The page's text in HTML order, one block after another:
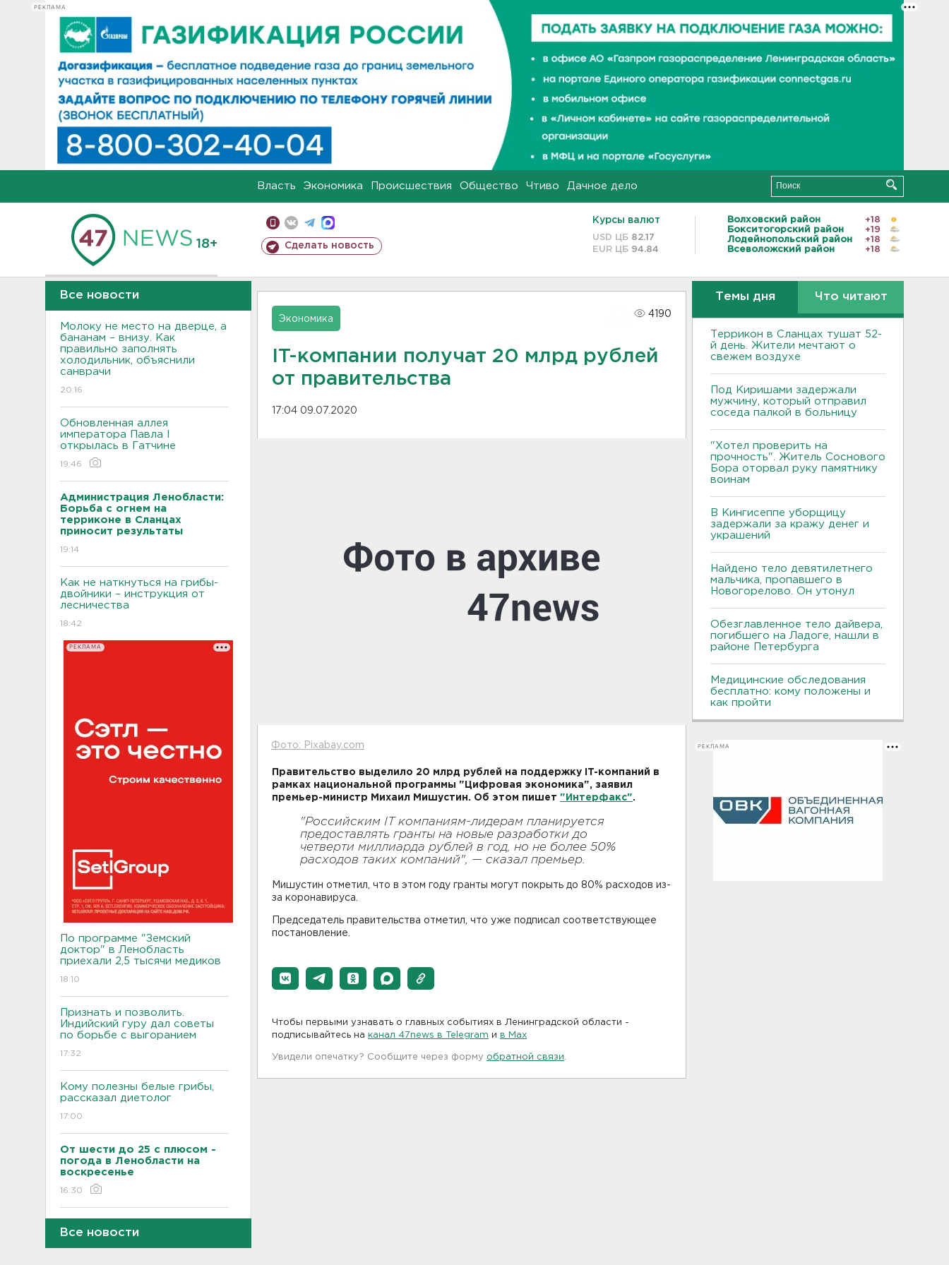
РЕКЛАМА
Власть Экономика Происшествия Общество Чтиво Дачное дело
18+ Сделать новость
Курсы валют
USD ЦБ 82.17
EUR ЦБ 94.84
Волховский район
+18
Бокситогорский район
+19
Лодейнопольский район
+18
Всеволожский район
+18
Все новости
Молоку не место на дверце, а
бананам – внизу. Как
правильно заполнять
холодильник, объяснили
санврачи
20:16
Обновленная аллея
императора Павла I
открылась в Гатчине
19:46
Администрация Ленобласти:
Борьба с огнем на
терриконе в Сланцах
приносит результаты
19:14
Как не наткнуться на грибы-
двойники – инструкция от
лесничества
18:42
РЕКЛАМА
По программе "Земский
доктор" в Ленобласть
приехали 2,5 тысячи медиков
18:10
Признать и позволить.
Индийский гуру дал советы
по борьбе с выгоранием
17:32
Кому полезны белые грибы,
рассказал диетолог
17:00
От шести до 25 с плюсом -
погода в Ленобласти на
воскресенье
16:30
лекарства. Какие законы
Все новости
Экономика
4190
IT-компании получат 20 млрд рублей
от правительства
17:04 09.07.2020
Фото: Pixabay.com
Правительство выделило 20 млрд рублей на поддержку IT-компаний в
рамках национальной программы "Цифровая экономика", заявил
премьер-министр Михаил Мишустин. Об этом пишет "Интерфакс".
"Российским IT компаниям-лидерам планируется
предоставлять гранты на новые разработки до
четверти миллиарда рублей в год, но не более 50%
расходов таких компаний", — сказал премьер.
Мишустин отметил, что в этом году гранты могут покрыть до 80% расходов из-
за коронавируса.
Председатель правительства отметил, что уже подписал соответствующее
постановление.
Чтобы первыми узнавать о главных событиях в Ленинградской области -
подписывайтесь на канал 47news в Telegram и в Maх
Увидели опечатку? Сообщите через форму обратной связи
Темы дня Что читают
Террикон в Сланцах тушат 52-
й день. Жители мечтают о
свежем воздухе
Под Киришами задержали
мужчину, который отправил
соседа палкой в больницу
"Хотел проверить на
прочность". Житель Соснового
Бора оторвал руку памятнику
воинам
В Кингисеппе уборщицу
задержали за кражу денег и
украшений
Найдено тело девятилетнего
мальчика, пропавшего в
Новогорелово. Он утонул
Обезглавленное тело дайвера,
погибшего на Ладоге, нашли в
районе Петербурга
Медицинские обследования
бесплатно: кому положены и
как пройти
РЕКЛАМА